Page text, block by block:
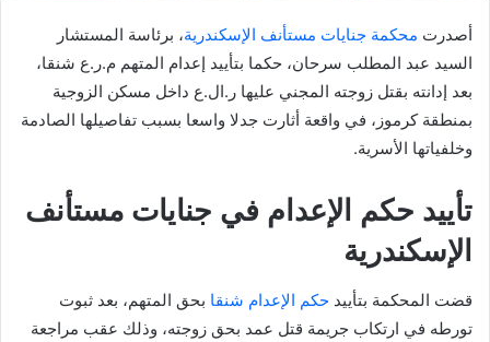
أصدرت محكمة جنايات مستأنف الإسكندرية، برئاسة المستشار
السيد عبد المطلب سرحان، حكما بتأييد إعدام المتهم م.ر.ع شنقا،
بعد إدانته بقتل زوجته المجني عليها ر.ال.ع داخل مسكن الزوجية
بمنطقة كرموز، في واقعة أثارت جدلا واسعا بسبب تفاصيلها الصادمة
وخلفياتها الأسرية.
تأييد حكم الإعدام في جنايات مستأنف
الإسكندرية
قضت المحكمة بتأييد حكم الإعدام شنقا بحق المتهم، بعد ثبوت
تورطه في ارتكاب جريمة قتل عمد بحق زوجته، وذلك عقب مراجعة